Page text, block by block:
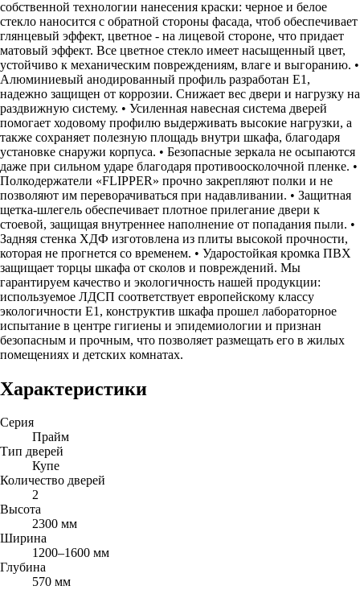
собственной технологии нанесения краски: черное и белое
стекло наносится с обратной стороны фасада, чтоб обеспечивает
глянцевый эффект, цветное - на лицевой стороне, что придает
матовый эффект. Все цветное стекло имеет насыщенный цвет,
устойчиво к механическим повреждениям, влаге и выгоранию. •
Алюминиевый анодированный профиль разработан Е1,
надежно защищен от коррозии. Снижает вес двери и нагрузку на
раздвижную систему. • Усиленная навесная система дверей
помогает ходовому профилю выдерживать высокие нагрузки, а
также сохраняет полезную площадь внутри шкафа, благодаря
установке снаружи корпуса. • Безопасные зеркала не осыпаются
даже при сильном ударе благодаря противоосколочной пленке. •
Полкодержатели «FLIPPER» прочно закрепляют полки и не
позволяют им переворачиваться при надавливании. • Защитная
щетка-шлегель обеспечивает плотное прилегание двери к
стоевой, защищая внутреннее наполнение от попадания пыли. •
Задняя стенка ХДФ изготовлена из плиты высокой прочности,
которая не прогнется со временем. • Ударостойкая кромка ПВХ
защищает торцы шкафа от сколов и повреждений. Мы
гарантируем качество и экологичность нашей продукции:
используемое ЛДСП соответствует европейскому классу
экологичности Е1, конструктив шкафа прошел лабораторное
испытание в центре гигиены и эпидемиологии и признан
безопасным и прочным, что позволяет размещать его в жилых
помещениях и детских комнатах.
Характеристики
Серия
Прайм
Тип дверей
Купе
Количество дверей
2
Высота
2300 мм
Ширина
1200–1600 мм
Глубина
570 мм